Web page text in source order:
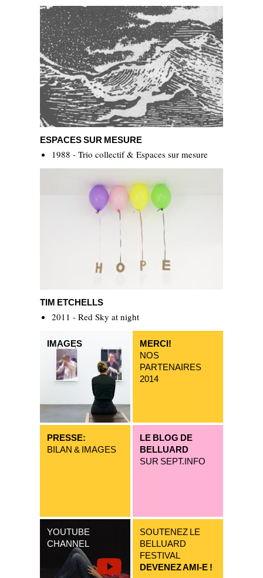
ESPACES SUR MESURE
1988 - Trio collectif & Espaces sur mesure
TIM ETCHELLS
2011 - Red Sky at night
IMAGES
MERCI!
NOS
PARTENAIRES
2014
PRESSE:
BILAN & IMAGES
LE BLOG DE
BELLUARD
SUR SEPT.INFO
YOUTUBE
CHANNEL
SOUTENEZ LE
BELLUARD
FESTIVAL
DEVENEZ AMI-E !